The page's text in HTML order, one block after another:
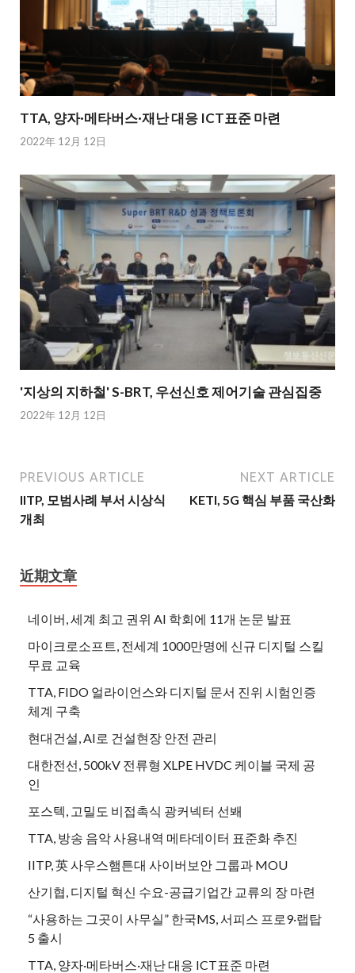
TTA, 양자·메타버스·재난 대응 ICT표준 마련
2022年 12月 12日
'지상의 지하철' S-BRT, 우선신호 제어기술 관심집중
2022年 12月 12日
PREVIOUS ARTICLE
IITP, 모범사례 부서 시상식
개최
NEXT ARTICLE
KETI, 5G 핵심 부품 국산화
近期文章
네이버, 세계 최고 권위 AI 학회에 11개 논문 발표
마이크로소프트, 전세계 1000만명에 신규 디지털 스킬
무료 교육
TTA, FIDO 얼라이언스와 디지털 문서 진위 시험인증
체계 구축
현대건설, AI로 건설현장 안전 관리
대한전선, 500kV 전류형 XLPE HVDC 케이블 국제 공
인
포스텍, 고밀도 비접촉식 광커넥터 선봬
TTA, 방송 음악 사용내역 메타데이터 표준화 추진
IITP, 英 사우스햄튼대 사이버보안 그룹과 MOU
산기협, 디지털 혁신 수요-공급기업간 교류의 장 마련
“사용하는 그곳이 사무실” 한국MS, 서피스 프로9·랩탑
5 출시
TTA, 양자·메타버스·재난 대응 ICT표준 마련